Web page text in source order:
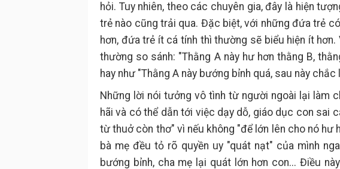
hỏi. Tuy nhiên, theo các chuyên gia, đây là hiện
trẻ nào cũng trải qua. Đặc biệt, với những đứa trẻ
hơn, đứa trẻ ít cá tính thì thường sẽ biểu hiện ít
thường so sánh: "Thằng A này hư hơn thằng B,
hay như "Thằng A này bướng bỉnh quá, sau này chắc
Những lời nói tưởng vô tình từ người ngoài lại làm
hãi và có thể dẫn tới việc dạy dỗ, giáo dục con sai
từ thuở còn thơ" vì nếu không "để lớn lên cho nó hư
bà mẹ đều tỏ rõ quyền uy "quát nạt" của mình
bướng bỉnh, cha mẹ lại quát lớn hơn con... Điều